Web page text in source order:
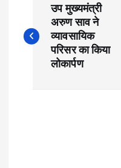
o
उप मुख्यमंत्री
अरुण साव ने
व्यावसायिक
परिसर का किया
लोकार्पण